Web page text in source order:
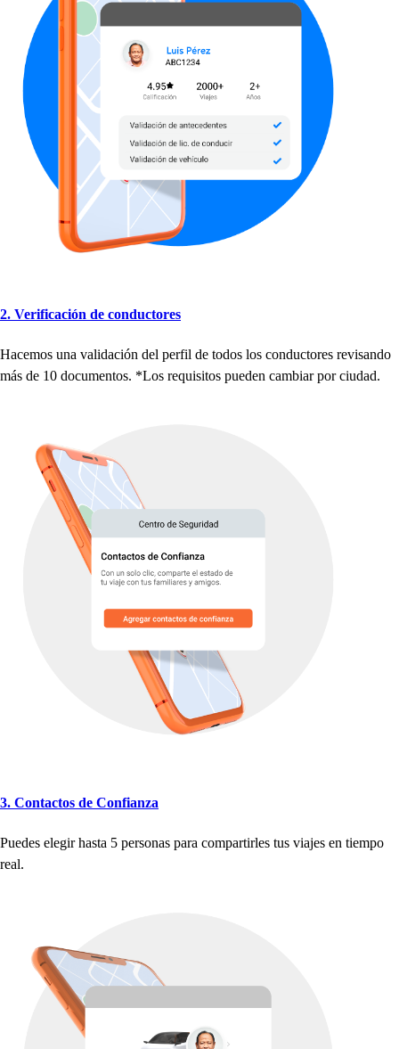
2. Verificación de conductores
Hacemos una validación del perfil de todos los conductores revisando
más de 10 documentos. *Los requisitos pueden cambiarpor ciudad.
3. Contactos de Confianza
Puedes elegirhasta 5 personas para compartirles tus viajes en tiempo
real.